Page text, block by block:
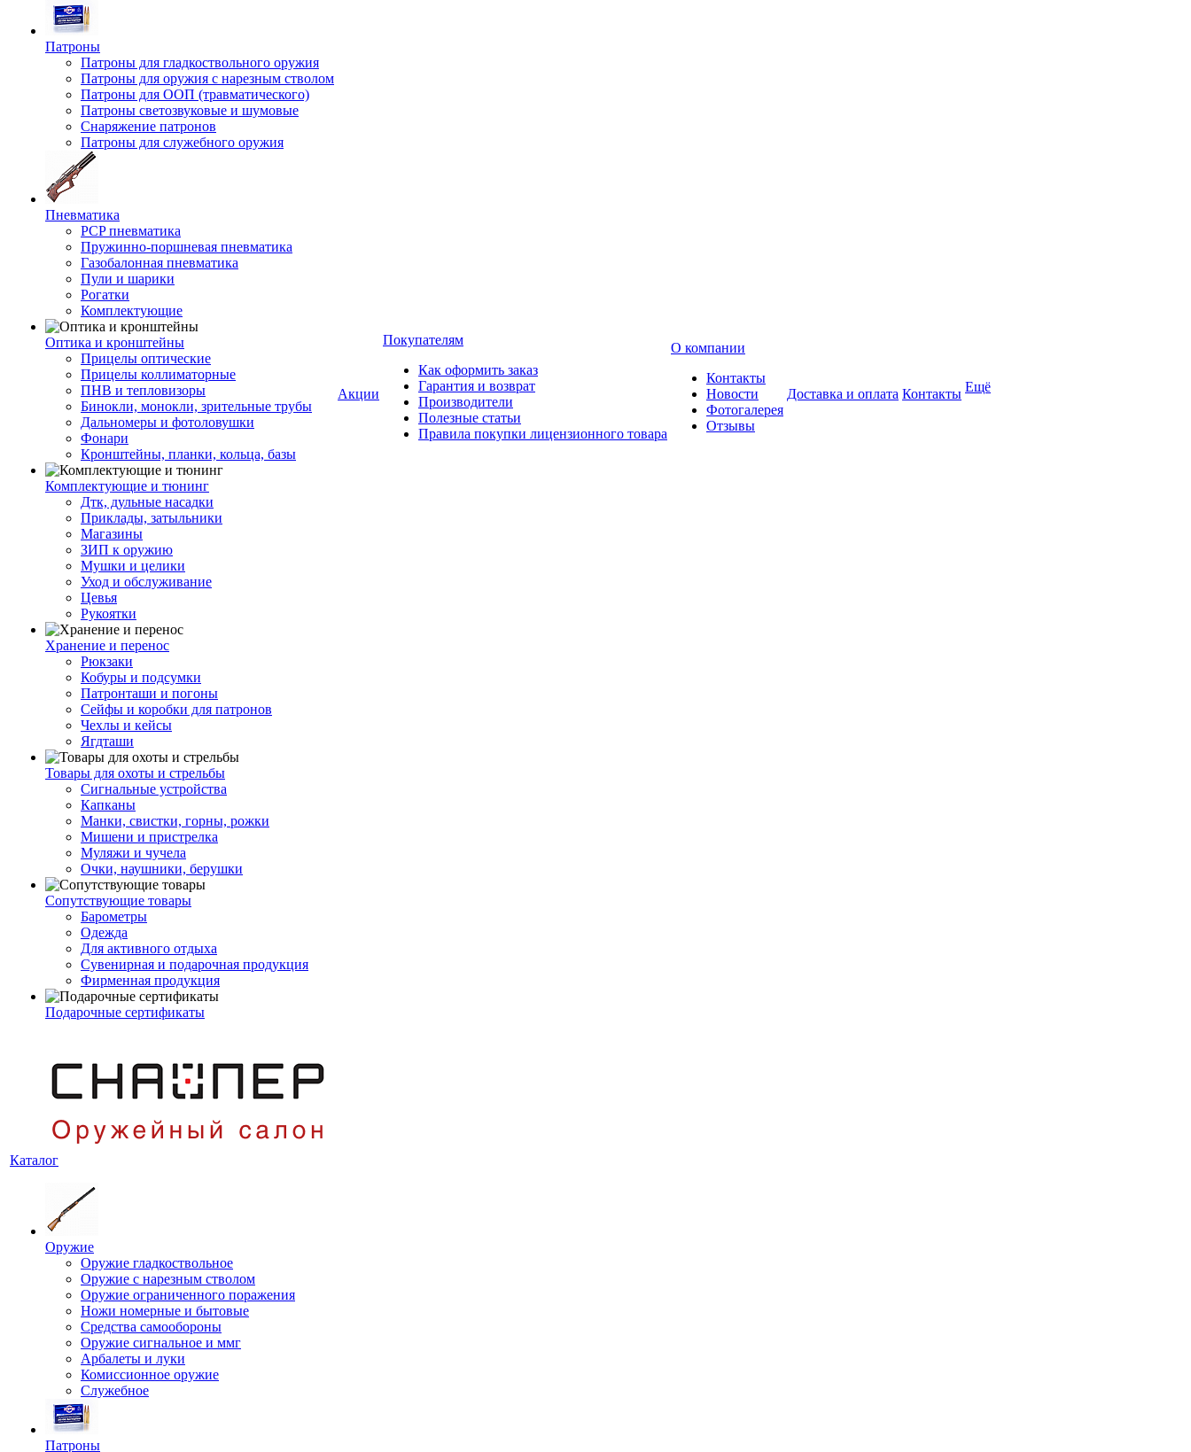
Патроны
Патроны для гладкоствольного оружия
Патроны для оружия с нарезным стволом
Патроны для ООП (травматического)
Патроны светозвуковые и шумовые
Снаряжение патронов
Патроны для служебного оружия
Пневматика
PCP пневматика
Пружинно-поршневая пневматика
Газобалонная пневматика
Пули и шарики
Рогатки
Комплектующие
Оптика и кронштейны
Прицелы оптические
Прицелы коллиматорные
ПНВ и тепловизоры
Бинокли, монокли, зрительные трубы
Дальномеры и фотоловушки
Фонари
Кронштейны, планки, кольца, базы
Комплектующие и тюнинг
Дтк, дульные насадки
Приклады, затыльники
Магазины
ЗИП к оружию
Мушки и целики
Уход и обслуживание
Цевья
Рукоятки
Хранение и перенос
Рюкзаки
Кобуры и подсумки
Патронташи и погоны
Сейфы и коробки для патронов
Чехлы и кейсы
Ягдташи
Товары для охоты и стрельбы
Сигнальные устройства
Капканы
Манки, свистки, горны, рожки
Мишени и пристрелка
Муляжи и чучела
Очки, наушники, берушки
Сопутствующие товары
Барометры
Одежда
Для активного отдыха
Сувенирная и подарочная продукция
Фирменная продукция
Подарочные сертификаты
Акции
Покупателям
Как оформить заказ
Гарантия и возврат
Производители
Полезные статьи
Правила покупки лицензионного товара
О компании
Контакты
Новости
Фотогалерея
Отзывы
Доставка и оплата Контакты Ещё
Каталог
Оружие
Оружие гладкоствольное
Оружие с нарезным стволом
Оружие ограниченного поражения
Ножи номерные и бытовые
Средства самообороны
Оружие сигнальное и ммг
Арбалеты и луки
Комиссионное оружие
Служебное
Патроны